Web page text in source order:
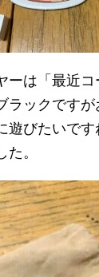
ーは「最近
ラックです
遊びたいで
。